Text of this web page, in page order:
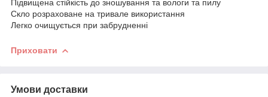
Підвищена стійкість до зношування та вологи та пилу
Скло розраховане на тривале використання
Легко очищується при забрудненні
Приховати
Умови доставки